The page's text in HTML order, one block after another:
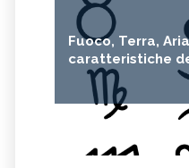
Fuoco, Terra,
caratteristiche